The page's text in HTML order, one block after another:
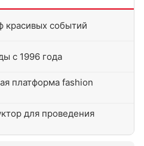
красивых событий
с 1996 года
платформа fashion
для проведения